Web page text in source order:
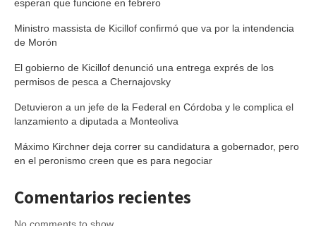
esperan que funcione en febrero
Ministro massista de Kicillof confirmó que va por la intendencia
de Morón
El gobierno de Kicillof denunció una entrega exprés de los
permisos de pesca a Chernajovsky
Detuvieron a un jefe de la Federal en Córdoba y le complica el
lanzamiento a diputada a Monteoliva
Máximo Kirchner deja correr su candidatura a gobernador, pero
en el peronismo creen que es para negociar
Comentarios recientes